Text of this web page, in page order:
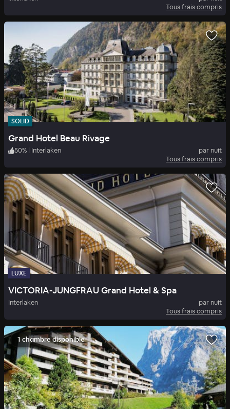
Tous frais compris
SOLID
Grand Hotel Beau Rivage
50% | Interlaken
par nuit
Tous frais compris
LUXE
VICTORIA-JUNGFRAU Grand Hotel & Spa
Interlaken
par nuit
Tous frais compris
1 chambre disponible